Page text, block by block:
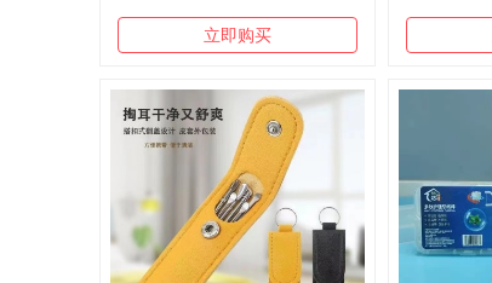
立即购买